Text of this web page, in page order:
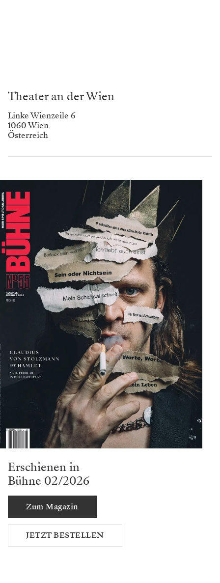
Theater an der Wien
Linke Wienzeile 6
1060 Wien
Österreich
Erschienen in
Bühne 02/2026
Zum Magazin
JETZT BESTELLEN